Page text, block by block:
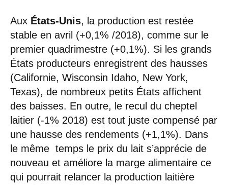
Aux États-Unis, la production est restée
stable en avril (+0,1% /2018), comme sur le
premier quadrimestre (+0,1%). Si les grands
États producteurs enregistrent des hausses
(Californie, Wisconsin Idaho, New York,
Texas), de nombreux petits États affichent
des baisses. En outre, le recul du cheptel
laitier (-1% 2018) est tout juste compensé par
une hausse des rendements (+1,1%). Dans
le même temps le prix du lait s’apprécie de
nouveau et améliore la marge alimentaire ce
qui pourrait relancer la production laitière